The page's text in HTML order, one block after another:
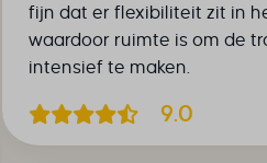
fijn dat er flexibiliteit zit in
waardoor ruimte is om de
intensief te maken.
9.0